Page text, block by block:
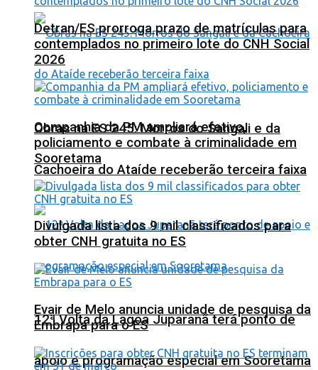
Obras na ES 245: Morros do Sangali e da
Cachoeira do Ataíde receberão terceira faixa
12ª Volta da Lagoa Juparanã terá ponto de
apoio e programação especial em Sooretama
Detran/ES prorroga prazo de matrículas para
contemplados no primeiro lote do CNH Social
2026
Companhia da PM ampliará efetivo,
policiamento e combate à criminalidade em
Sooretama
Divulgada lista dos 9 mil classificados para
obter CNH gratuita no ES
Evair de Melo anuncia unidade de pesquisa da
Embrapa para o ES